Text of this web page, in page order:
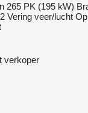
265 PK (195 kW)
Vering veer/lucht
verkoper